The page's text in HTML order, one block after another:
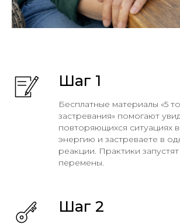
Шаг 1
Бесплатные материалы «5
застревания» помогают
повторяющихся ситуациях
энергию и застреваете в
реакции. Практики
перемены.
Шаг 2